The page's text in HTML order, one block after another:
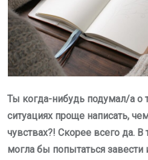
Ты когда-нибудь подумал/а о
ситуациях проще написать,
чувствах?! Скорее всего да.
могла бы попытаться